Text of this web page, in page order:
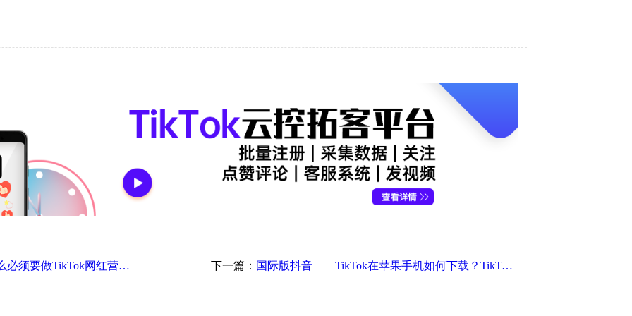
趋势洞察｜跨境卖家为什么必须要做TikTok网红营销？ 下一篇： 国际版抖音——TikTok在苹果手机如何下载？TikTok下载最详细教程不容错过